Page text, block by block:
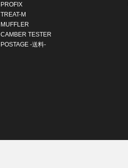
PROFIX
TREAT-M
MUFFLER
CAMBER TESTER
POSTAGE -送料-